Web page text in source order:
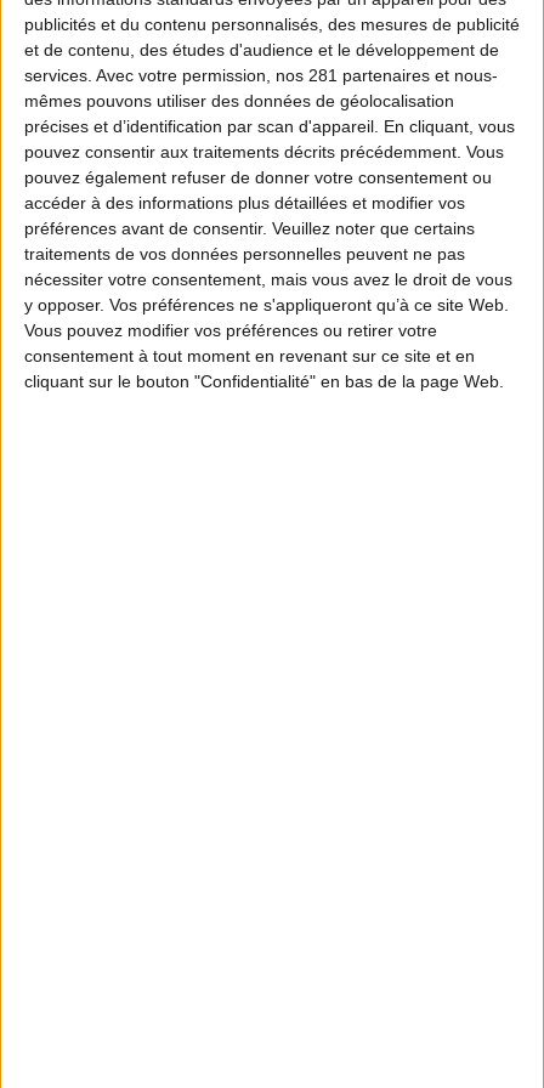
publicités et du contenu personnalisés, des mesures de publicité
et de contenu, des études d'audience et le développement de
services. Avec votre permission, nos 281 partenaires et nous-
mêmes pouvons utiliser des données de géolocalisation
précises et d’identification par scan d'appareil. En cliquant, vous
pouvez consentir aux traitements décrits précédemment. Vous
pouvez également refuser de donner votre consentement ou
accéder à des informations plus détaillées et modifier vos
préférences avant de consentir. Veuillez noter que certains
traitements de vos données personnelles peuvent ne pas
nécessiter votre consentement, mais vous avez le droit de vous
y opposer. Vos préférences ne s'appliqueront qu’à ce site Web.
Vous pouvez modifier vos préférences ou retirer votre
consentement à tout moment en revenant sur ce site et en
cliquant sur le bouton "Confidentialité" en bas de la page Web.
Savoureux
Subtil
Tendre
Varié